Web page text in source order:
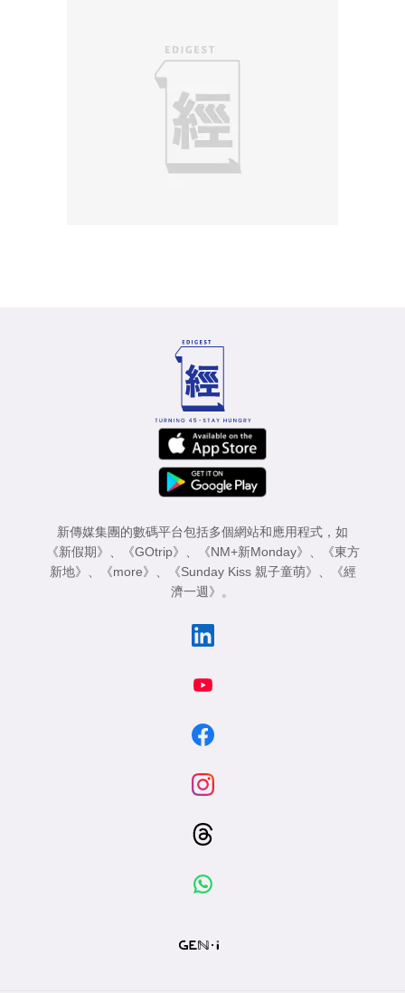
新傳媒集團的數碼平台包括多個網站和應用程式，如
《新假期》
《GOtrip》 《NM+新Monday》
《東方
新地》
《more》 《Sunday Kiss 親子童萌》
《經
濟一週》
。